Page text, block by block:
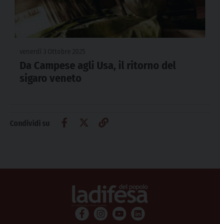
Da Campese agli Usa, il ritorno del
sigaro veneto
Condividi su